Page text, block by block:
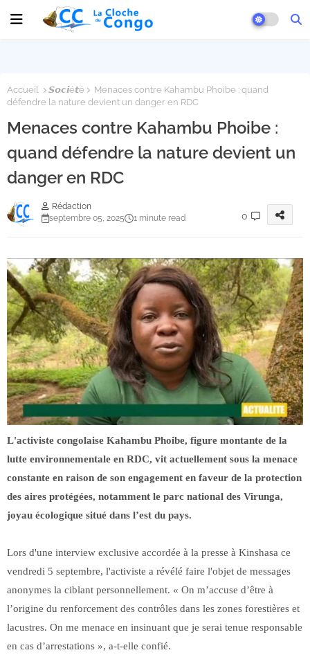
Accueil 𝙎𝙤𝙘𝙞é𝙩é
Menaces contre Kahambu Phoibe : quand
défendre la nature devient un danger en RDC
Menaces contre Kahambu Phoibe :
quand défendre la nature devient un
danger en RDC
Rédaction
septembre 05, 2025
1 minute read 0
L'activiste congolaise Kahambu Phoibe, figure montante de la
lutte environnementale en RDC, vit actuellement sous la menace
constante en raison de son engagement en faveur de la protection
des aires protégées, notamment le parc national des Virunga,
joyau écologique situé dans l’est du pays.
Lors d'une interview exclusive accordée à la presse à Kinshasa ce
vendredi 5 septembre, l'activiste a révélé faire l'objet de messages
anonymes la ciblant personnellement. « On m’accuse d’être à
l’origine du renforcement des contrôles dans les zones forestières et
lacustres. On me menace en insinuant que je serai tenue responsable
en cas d’arrestations », a-t-elle confié.